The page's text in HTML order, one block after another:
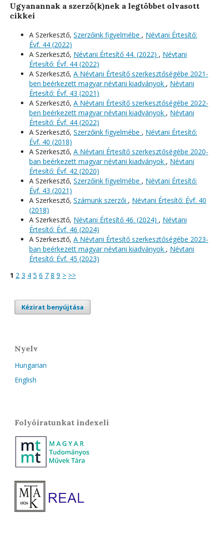
Ugyanannak a szerző(k)nek a legtöbbet olvasott
cikkei
A Szerkesztő, Szerzőink figyelmébe , Névtani Értesítő:
Évf. 44 (2022)
A Szerkesztő, Névtani Értesítő 44. (2022) , Névtani
Értesítő: Évf. 44 (2022)
A Szerkesztő, A Névtani Értesítő szerkesztőségébe 2021-
ben beérkezett magyar névtani kiadványok , Névtani
Értesítő: Évf. 43 (2021)
A Szerkesztő, A Névtani Értesítő szerkesztőségébe 2022-
ben beérkezett magyar névtani kiadványok , Névtani
Értesítő: Évf. 44 (2022)
A Szerkesztő, Szerzőink figyelmébe , Névtani Értesítő:
Évf. 40 (2018)
A Szerkesztő, A Névtani Értesítő szerkesztőségébe 2020-
ban beérkezett magyar névtani kiadványok , Névtani
Értesítő: Évf. 42 (2020)
A Szerkesztő, Szerzőink figyelmébe , Névtani Értesítő:
Évf. 43 (2021)
A Szerkesztő, Számunk szerzői , Névtani Értesítő: Évf. 40
(2018)
A Szerkesztő, Névtani Értesítő 46. (2024) , Névtani
Értesítő: Évf. 46 (2024)
A Szerkesztő, A Névtani Értesítő szerkesztőségébe 2023-
ban beérkezett magyar névtani kiadványok , Névtani
Értesítő: Évf. 45 (2023)
1 2 3 4 5 6 7 8 9 > >>
Kézirat benyújtása
Nyelv
Hungarian
English
Folyóiratunkat indexeli